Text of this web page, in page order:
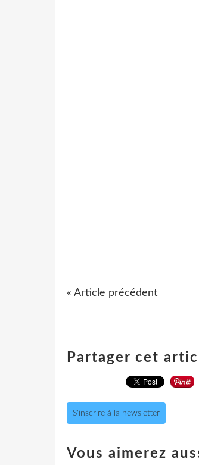
« Article précédent
Partager cet
S'inscrire à la newsletter
Vous aimerez